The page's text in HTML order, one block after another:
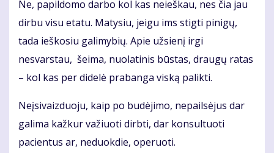
Ne, papildomo darbo kol kas neieškau, nes čia jau
dirbu visu etatu. Matysiu, jeigu ims stigti pinigų,
tada ieškosiu galimybių. Apie užsienį irgi
nesvarstau, šeima, nuolatinis būstas, draugų ratas
– kol kas per didelė prabanga viską palikti.
Neįsivaizduoju, kaip po budėjimo, nepailsėjus dar
galima kažkur važiuoti dirbti, dar konsultuoti
pacientus ar, neduokdie, operuoti.